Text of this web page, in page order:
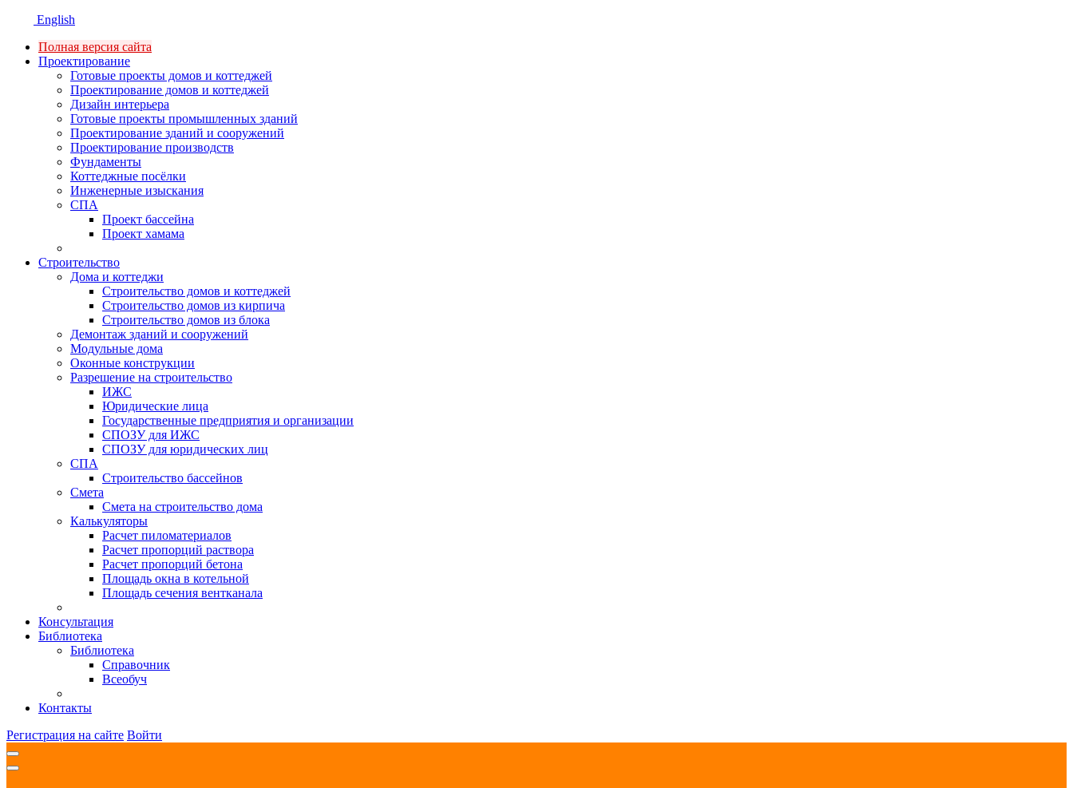
English
Полная версия сайта
Проектирование
Готовые проекты домов и коттеджей
Проектирование домов и коттеджей
Дизайн интерьера
Готовые проекты промышленных зданий
Проектирование зданий и сооружений
Проектирование производств
Фундаменты
Коттеджные посёлки
Инженерные изыскания
СПА
Проект бассейна
Проект хамама
Строительство
Дома и коттеджи
Строительство домов и коттеджей
Строительство домов из кирпича
Строительство домов из блока
Демонтаж зданий и сооружений
Модульные дома
Оконные конструкции
Разрешение на строительство
ИЖС
Юридические лица
Государственные предприятия и организации
СПОЗУ для ИЖС
СПОЗУ для юридических лиц
СПА
Строительство бассейнов
Смета
Смета на строительство дома
Калькуляторы
Расчет пиломатериалов
Расчет пропорций раствора
Расчет пропорций бетона
Площадь окна в котельной
Площадь сечения вентканала
Консультация
Библиотека
Библиотека
Справочник
Всеобуч
Контакты
Регистрация на сайте Войти